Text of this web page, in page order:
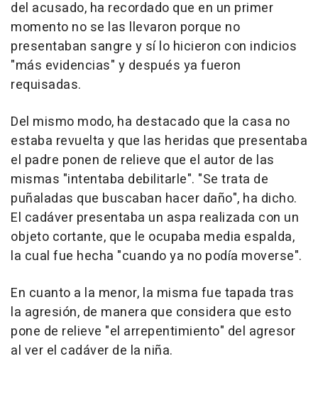
del acusado, ha recordado que en un primer
momento no se las llevaron porque no
presentaban sangre y sí lo hicieron con indicios
"más evidencias" y después ya fueron
requisadas.
Del mismo modo, ha destacado que la casa no
estaba revuelta y que las heridas que presentaba
el padre ponen de relieve que el autor de las
mismas "intentaba debilitarle". "Se trata de
puñaladas que buscaban hacer daño", ha dicho.
El cadáver presentaba un aspa realizada con un
objeto cortante, que le ocupaba media espalda,
la cual fue hecha "cuando ya no podía moverse".
En cuanto a la menor, la misma fue tapada tras
la agresión, de manera que considera que esto
pone de relieve "el arrepentimiento" del agresor
al ver el cadáver de la niña.